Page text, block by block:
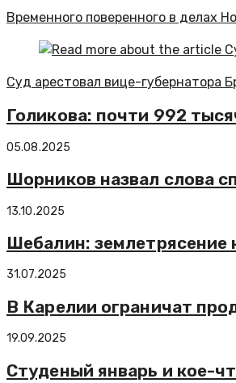
Временного поверенного в делах
Суд арестовал вице-губернатора
Голикова: почти 992
05.08.2025
Шорников назвал слова
13.10.2025
Шебалин: землетрясение
31.07.2025
В Карелии ограничат
19.09.2025
Студеный январь и кое-